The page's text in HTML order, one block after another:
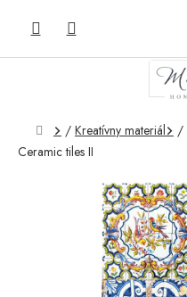
Domov
/ Kreatívny materiál /
Ceramic tiles II